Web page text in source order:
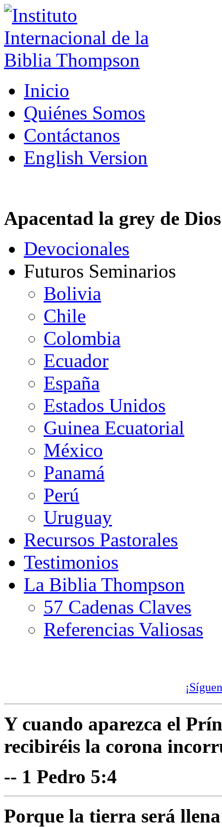
Inicio
Quiénes Somos
Contáctanos
English Version
Apacentad la grey de
Devocionales
Futuros Seminarios
Bolivia
Chile
Colombia
Ecuador
España
Estados Unidos
Guinea Ecuatorial
México
Panamá
Perú
Uruguay
Recursos Pastorales
Testimonios
La Biblia Thompson
57 Cadenas Claves
Referencias Valiosas
Y cuando aparezca el
recibiréis la corona
-- 1 Pedro 5:4
Porque la tierra será